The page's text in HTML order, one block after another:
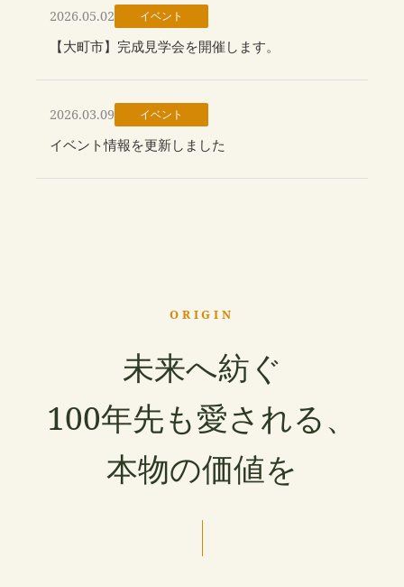
スタッフ紹介
モデルハウス
2026.05.02 イベント
【大町市】完成見学会を開催します。
2026.03.09 イベント
イベント情報を更新しました
ORIGIN
未来へ紡ぐ
100年先も愛される、
本物の価値を